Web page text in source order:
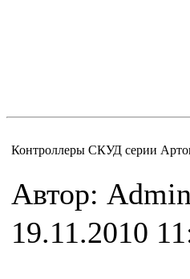
Контроллеры СКУД серии
Автор:
19.11.2010